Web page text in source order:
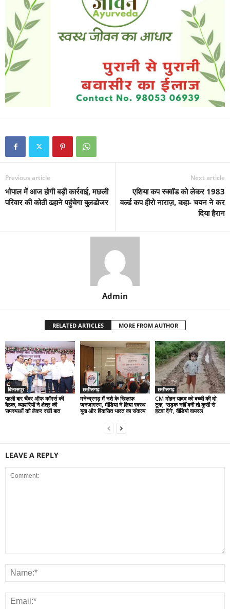
Previous article
भोपाल में आज होगी बड़ी कार्रवाई, मछली
परिवार की कोठी ढहाने पहुंचेगा बुलडोजर
Next article
एशिया कप स्क्वॉड को लेकर 1983
वर्ल्ड कप हीरो नाराज़, कहा- चयन ने कर
दिया हैरान
Admin
RELATED ARTICLES MORE FROM AUTHOR
बिलासपुर
पहली बार चैंबर ऑफ कॉमर्स की
बैठक, व्यापारियों ने क्षेत्र की
समस्याओं को लेकर रखी बात
छत्तीसगढ़
मनेन्द्रगढ़ में नशे के खिलाफ
जनजागरण, मीडिया ने लिया स्वस्थ
युवा और विकसित भारत का संकल्प
छत्तीसगढ़
CM मोहन यादव को बच्ची की दो
टूक, ‘सड़क नहीं बनी तो कुर्सी से
हटवा देंगे’, वीडियो वायरल
LEAVE A REPLY